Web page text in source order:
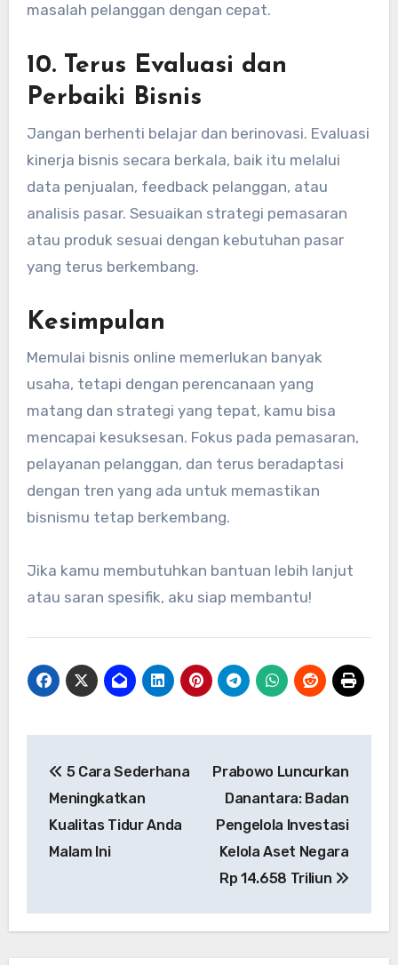
masalah pelanggan dengan cepat.
10. Terus Evaluasi dan
Perbaiki Bisnis
Jangan berhenti belajar dan berinovasi. Evaluasi
kinerja bisnis secara berkala, baik itu melalui
data penjualan, feedback pelanggan, atau
analisis pasar. Sesuaikan strategi pemasaran
atau produk sesuai dengan kebutuhan pasar
yang terus berkembang.
Kesimpulan
Memulai bisnis online memerlukan banyak
usaha, tetapi dengan perencanaan yang
matang dan strategi yang tepat, kamu bisa
mencapai kesuksesan. Fokus pada pemasaran,
pelayanan pelanggan, dan terus beradaptasi
dengan tren yang ada untuk memastikan
bisnismu tetap berkembang.
Jika kamu membutuhkan bantuan lebih lanjut
atau saran spesifik, aku siap membantu!
pos
5 Cara Sederhana
Meningkatkan
Kualitas Tidur Anda
Malam Ini
Prabowo Luncurkan
Danantara: Badan
Pengelola Investasi
Kelola Aset Negara
Rp 14.658 Triliun